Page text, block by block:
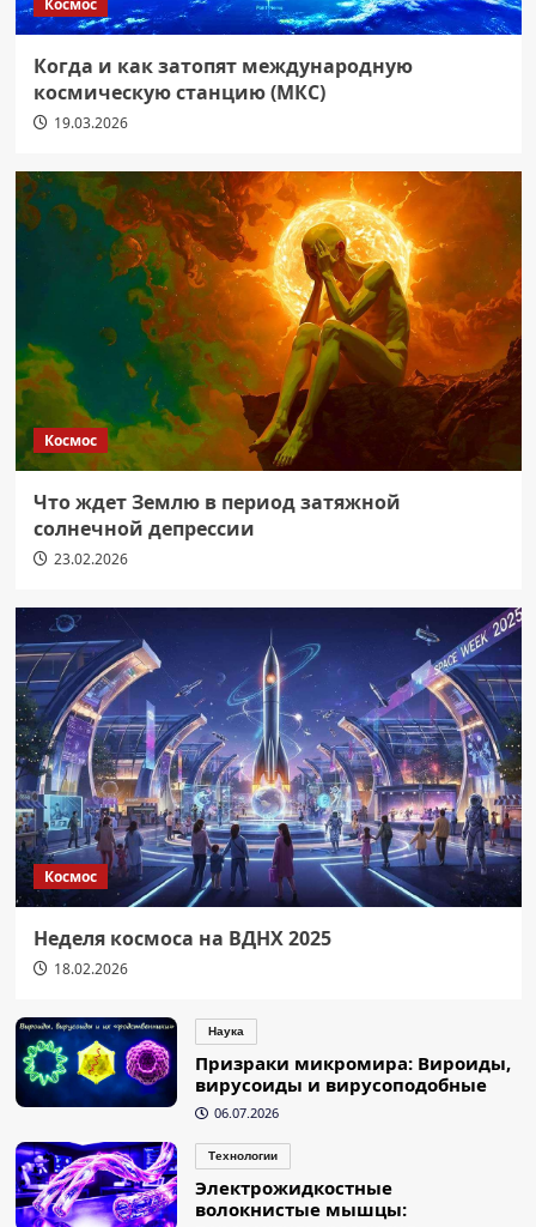
Когда и как затопят международную
космическую станцию (МКС)
19.03.2026
Космос
Что ждет Землю в период затяжной
солнечной депрессии
23.02.2026
Космос
Неделя космоса на ВДНХ 2025
18.02.2026
Наука
Призраки микромира: Вироиды,
вирусоиды и вирусоподобные
06.07.2026
Технологии
Электрожидкостные
волокнистые мышцы: